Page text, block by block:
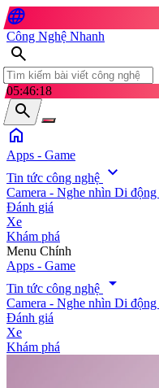
language
Công Nghệ Nhanh
search
05:46:19
search
home
Apps - Game
Tin tức công nghệ expand_more
Camera - Nghe nhìn Di động
Đánh giá
Xe
Khám phá
search
Menu Chính
Apps - Game
Tin tức công nghệ
arrow_drop_down
Camera - Nghe nhìn Di động
Đánh giá
Xe
Khám phá